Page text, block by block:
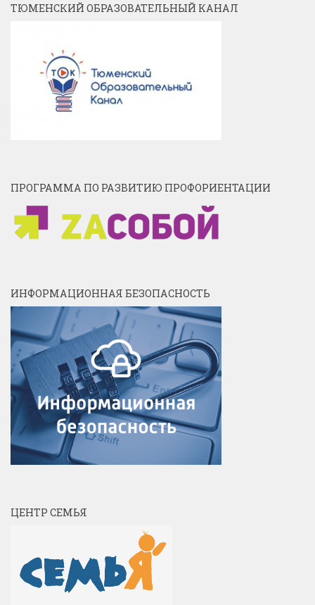
ТЮМЕНСКИЙ ОБРАЗОВАТЕЛЬНЫЙ КАНАЛ
ПРОГРАММА ПО РАЗВИТИЮ ПРОФОРИЕНТАЦИИ
ИНФОРМАЦИОННАЯ БЕЗОПАСНОСТЬ
ЦЕНТР СЕМЬЯ